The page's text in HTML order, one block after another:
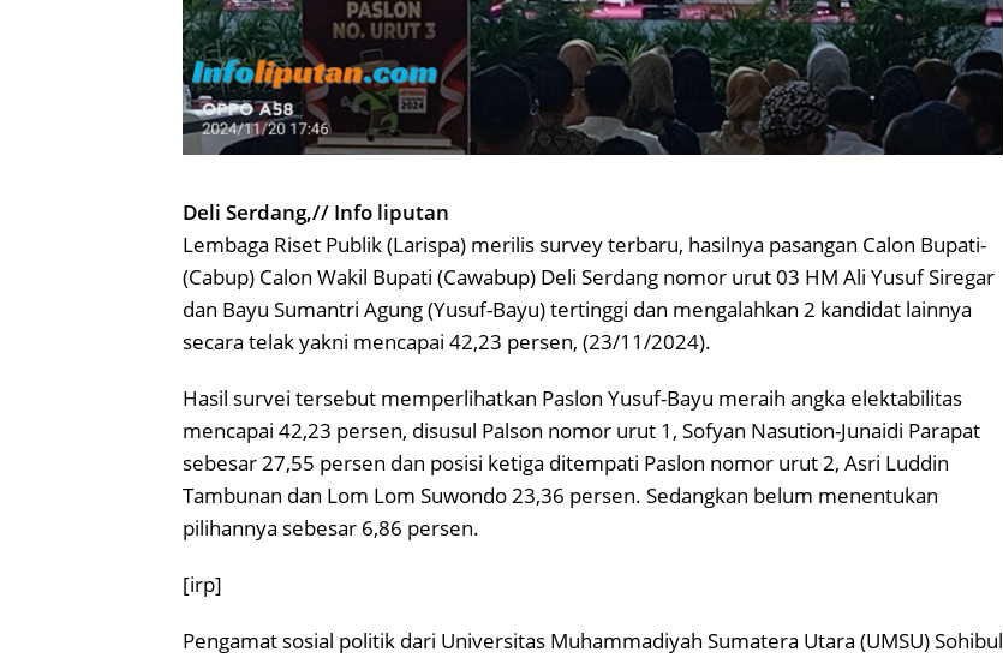
Deli Serdang,// Info liputan
Lembaga Riset Publik (Larispa) merilis survey terbaru, hasilnya pasangan Calon Bupati-
(Cabup) Calon Wakil Bupati (Cawabup) Deli Serdang nomor urut 03 HM Ali Yusuf Siregar
dan Bayu Sumantri Agung (Yusuf-Bayu) tertinggi dan mengalahkan 2 kandidat lainnya
secara telak yakni mencapai 42,23 persen, (23/11/2024).
Hasil survei tersebut memperlihatkan Paslon Yusuf-Bayu meraih angka elektabilitas
mencapai 42,23 persen, disusul Palson nomor urut 1, Sofyan Nasution-Junaidi Parapat
sebesar 27,55 persen dan posisi ketiga ditempati Paslon nomor urut 2, Asri Luddin
Tambunan dan Lom Lom Suwondo 23,36 persen. Sedangkan belum menentukan
pilihannya sebesar 6,86 persen.
[irp]
Pengamat sosial politik dari Universitas Muhammadiyah Sumatera Utara (UMSU) Sohibul